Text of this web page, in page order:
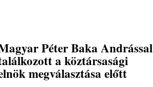
Péter Baka Andrással
a köztársasági
megválasztása előtt